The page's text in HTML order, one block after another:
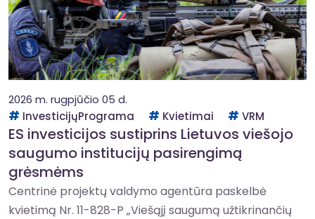
2026 m. rugpjūčio 05 d.
InvesticijųPrograma
Kvietimai VRM
ES investicijos sustiprins Lietuvos viešojo
saugumo institucijų pasirengimą
grėsmėms
Centrinė projektų valdymo agentūra paskelbė
kvietimą Nr. 11-828-P „Viešąjį saugumą užtikrinančių